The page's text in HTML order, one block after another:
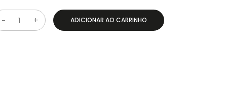
ADICIONAR AO CARRINHO